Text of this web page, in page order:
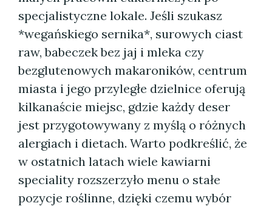
specjalistyczne lokale. Jeśli szukasz
*wegańskiego sernika*, surowych ciast
raw, babeczek bez jaj i mleka czy
bezglutenowych makaroników, centrum
miasta i jego przyległe dzielnice oferują
kilkanaście miejsc, gdzie każdy deser
jest przygotowywany z myślą o różnych
alergiach i dietach. Warto podkreślić, że
w ostatnich latach wiele kawiarni
speciality rozszerzyło menu o stałe
pozycje roślinne, dzięki czemu wybór